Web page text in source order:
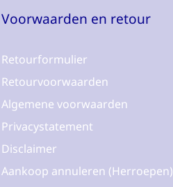
Voorwaarden en retour
Retourformulier
Retourvoorwaarden
Algemene voorwaarden
Privacystatement
Disclaimer
Aankoop annuleren (Herroepen)